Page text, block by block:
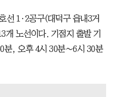
선 1·2공구(대덕구 읍내3거
노선이다. 기점지 출발 기
분, 오후 4시 30분∼6시 30분